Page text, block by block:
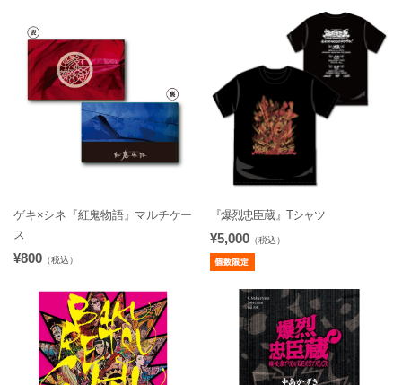
ゲキ×シネ『紅鬼物語』マルチケー
ス
¥800 （税込）
『爆烈忠臣蔵』Tシャツ
¥5,000 （税込）